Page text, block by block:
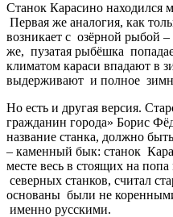
Станок Карасино
Первая же аналогия, как
возникает с озёрной рыбой –
же, пузатая рыбёшка
климатом караси впадают в
выдерживают и полное
Но есть и другая версия.
гражданин города» Борис
название станка, должно
– каменный бык: станок
месте весь в стоящих на
северных станков, считал
основаны были не
именно русскими.